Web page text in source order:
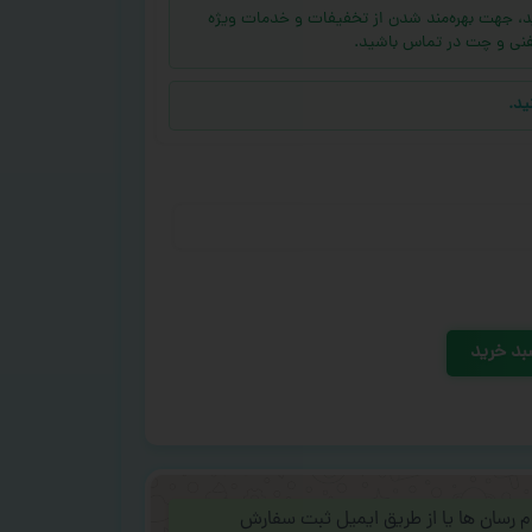
(بالای ۱۰ عدد) دارید، جهت بهره‌مند شدن از تخفیفات و خدمات ویژه
و چت در تماس باشید.
خرید
رسان ها یا از طریق ایمیل ثبت سفارش